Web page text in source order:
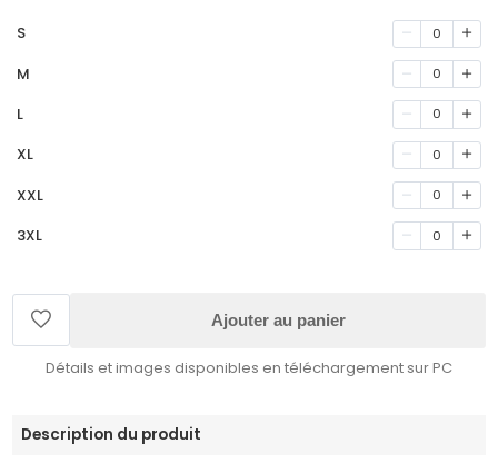
S 0
M 0
L 0
XL 0
XXL 0
3XL 0
Ajouter au panier
Détails et images disponibles en téléchargement sur PC
Description du produit